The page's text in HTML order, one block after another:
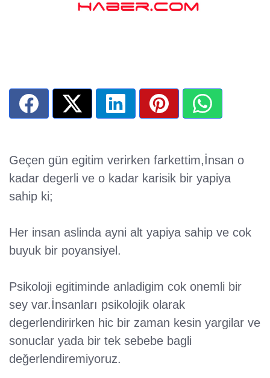
Geçen gün egitim verirken farkettim,İnsan o
kadar degerli ve o kadar karisik bir yapiya
sahip ki;
Her insan aslinda ayni alt yapiya sahip ve cok
buyuk bir poyansiyel.
Psikoloji egitiminde anladigim cok onemli bir
sey var.İnsanları psikolojik olarak
degerlendirirken hic bir zaman kesin yargilar ve
sonuclar yada bir tek sebebe bagli
değerlendiremiyoruz.